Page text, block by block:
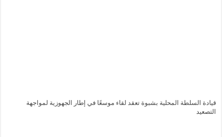
قيادة السلطة المحلية بشبوة تعقد لقاء موسعًا في إطار الجهوزية لمواجهة
التصعيد